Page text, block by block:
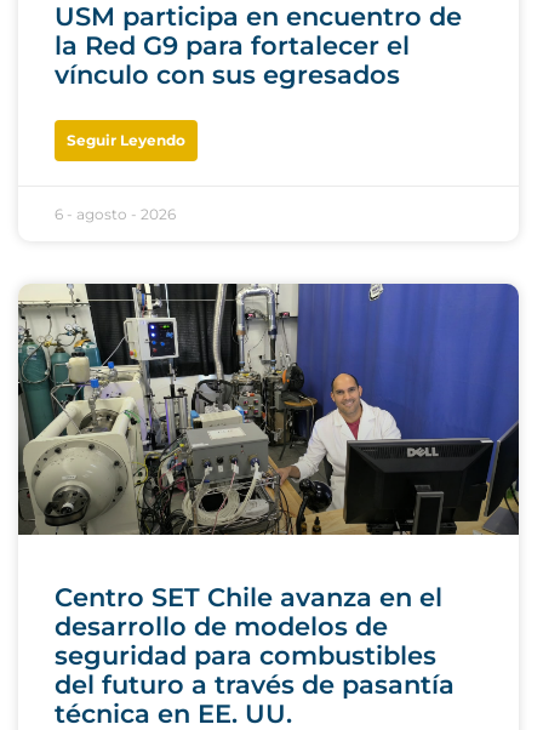
USM participa en encuentro de
la Red G9 para fortalecer el
vínculo con sus egresados
Seguir Leyendo
6 - agosto - 2026
Centro SET Chile avanza en el
desarrollo de modelos de
seguridad para combustibles
del futuro a través de pasantía
técnica en EE. UU.